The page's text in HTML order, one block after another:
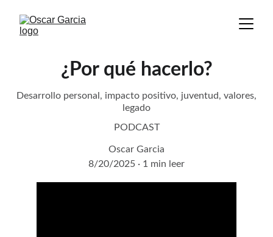
¿Por qué hacerlo?
Desarrollo personal, impacto positivo, juventud, valores,
legado
PODCAST
Oscar Garcia
8/20/2025
1 min leer